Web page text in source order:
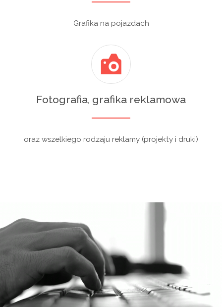
Grafika na pojazdach
Fotografia, grafika reklamowa
oraz wszelkiego rodzaju reklamy (projekty i druki)